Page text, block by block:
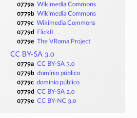
0779a Wikimedia Commons
0779b Wikimedia Commons
0779c Wikimedia Commons
0779d
FlickR
0779e The VRoma Project
CC BY-SA 3.0
0779a CC BY-SA 3.0
0779b domínio público
0779c domínio público
0779d CC BY-SA 2.0
0779e CC BY-NC 3.0